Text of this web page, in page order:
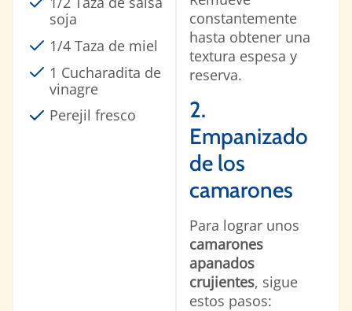
constantemente
hasta obtener una
textura espesa y
reserva.
2.
Empanizado
de los
camarones
Para lograr unos
camarones
apanados
crujientes, sigue
estos pasos:
soja
1/4 Taza de miel
1 Cucharadita de
vinagre
Perejil fresco